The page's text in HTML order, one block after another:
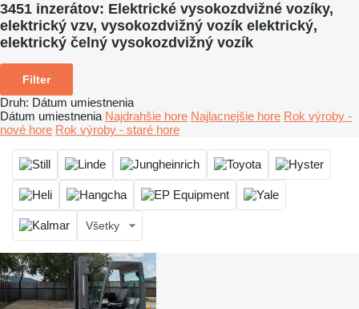
3451 inzerátov: Elektrické vysokozdvižné vozíky,
elektrický vzv, vysokozdvižný vozík elektrický,
elektrický čelný vysokozdvižný vozík
Filter
Druh: Dátum umiestnenia
Dátum umiestnenia Najdrahšie hore Najlacnejšie hore Rok výroby -
nové hore Rok výroby - staré hore
Všetky